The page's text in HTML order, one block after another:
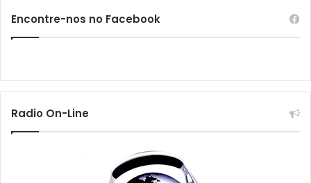
Encontre-nos no Facebook
Radio On-Line